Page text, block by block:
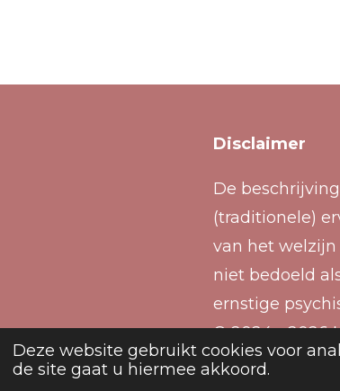
Deze website gebruikt cookies voor
de site gaat u hiermee akkoord.
Disclaimer
De
(traditionele)
van het
niet bedoeld
ernstige
© 2024 - 2026